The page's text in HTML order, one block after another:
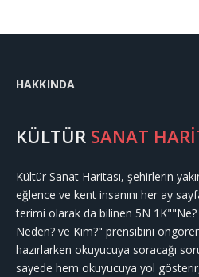
HAKKINDA
KÜLTÜR SANAT
Kültür Sanat Haritası, şehirlerin
eğlence ve kent insanını her ay
terimi olarak da bilinen 5N 1K""Ne?
Neden? ve Kim?" prensibini
hazırlarken okuyucuya soracağı
sayede hem okuyucuya yol